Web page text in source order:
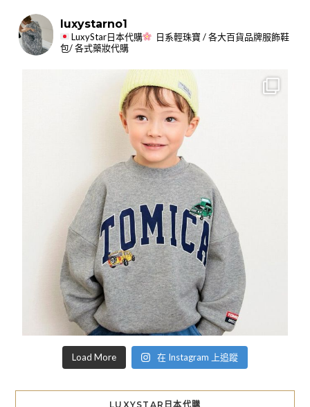
luxystarno1
LuxyStar日本代購
日系輕珠寶 / 各大百貨品牌服飾鞋
包/ 各式藥妝代購
Load More 在 Instagram 上追蹤
LUXYSTAR日本代購